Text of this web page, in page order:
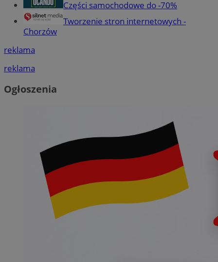
Części samochodowe do -70%
Tworzenie stron internetowych -
Chorzów
reklama
reklama
Ogłoszenia